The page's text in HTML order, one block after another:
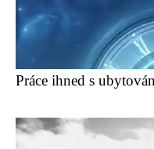
Práce ihned s